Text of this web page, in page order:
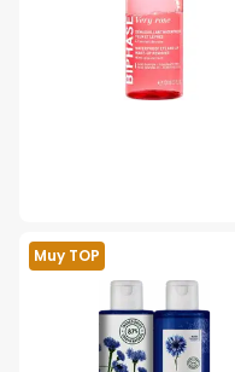
Muy TOP